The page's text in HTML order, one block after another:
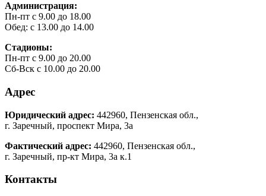
Администрация:
Пн-пт с 9.00 до 18.00
Обед: с 13.00 до 14.00
Стадионы:
Пн-пт с 9.00 до 20.00
Сб-Вск с 10.00 до 20.00
Адрес
Юридический адрес: 442960, Пензенская обл.,
г. Заречный, проспект Мира, 3а
Фактический адрес: 442960, Пензенская обл.,
г. Заречный, пр-кт Мира, 3а к.1
Контакты